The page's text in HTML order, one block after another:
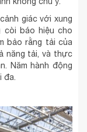
giác với xung
còi báo hiệu cho
bảo rằng tải của
năng tải, và thực
Năm hành động